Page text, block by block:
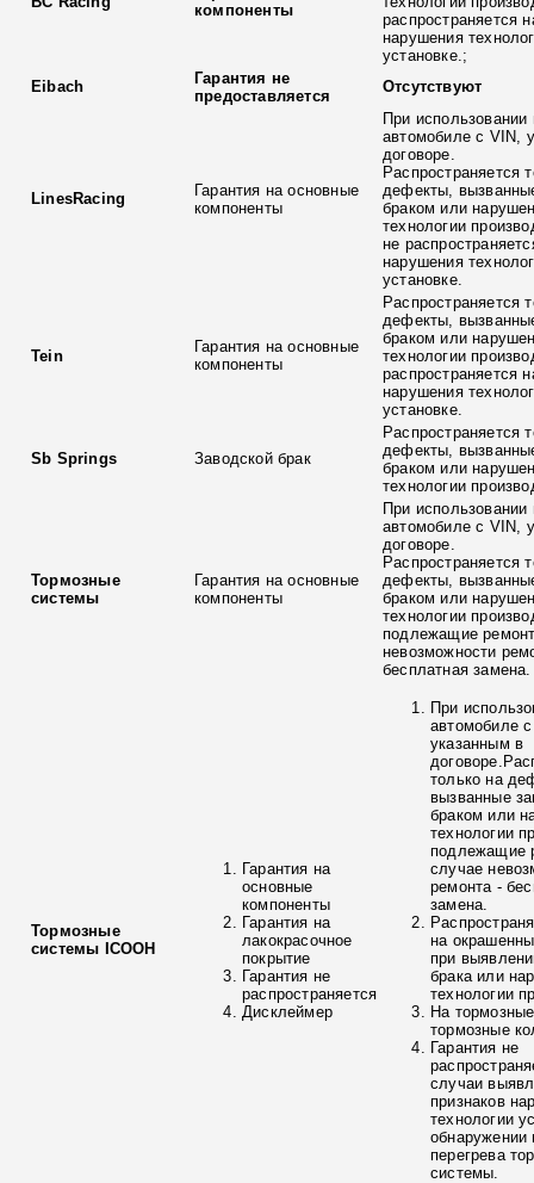
компоненты
распространяется
нарушения
установке.;
Eibach
Гарантия не
предоставляется
Отсутствуют
LinesRacing
Гарантия на основные
компоненты
При использовании
автомобиле с VIN,
договоре.
Распространяется
дефекты,
браком или
технологии
не
нарушения
установке.
Tein
Гарантия на основные
компоненты
Распространяется
дефекты,
браком или
технологии
распространяется
нарушения
установке.
Sb Springs Заводской брак
Распространяется
дефекты,
браком или
технологии
Тормозные
системы
Гарантия на основные
компоненты
При использовании
автомобиле с VIN,
договоре.
Распространяется
дефекты,
браком или
технологии
подлежащие
невозможности
бесплатная замена.
Тормозные
системы ICOOH
Гарантия на
основные
компоненты
Гарантия на
лакокрасочное
покрытие
Гарантия не
распространяется
Дисклеймер
При
автомобиле
указанным в
только на
вызванные
браком или
технологии
подлежащие
случае
ремонта -
замена.
на
при
брака или
технологии
На
тормозные
Гарантия не
случаи
признаков
технологии
обнаружении
перегрева
системы.